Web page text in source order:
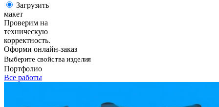
Загрузить
макет
Проверим на
техническую
корректность.
Оформи онлайн-заказ
Выберите свойства изделия
Портфолио
Все работы